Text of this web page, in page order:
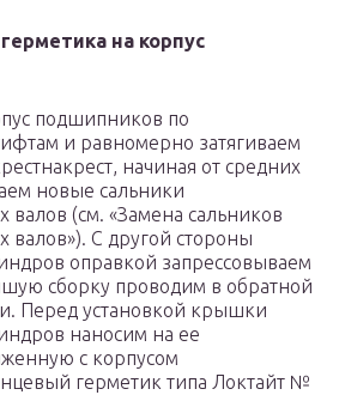
на корпус
подшипников по
и равномерно затягиваем
начиная от средних
новые сальники
валов (см. «Замена сальников
валов»). С другой стороны
оправкой запрессовываем
сборку проводим в обратной
Перед установкой крышки
наносим на ее
с корпусом
герметик типа Локтайт №